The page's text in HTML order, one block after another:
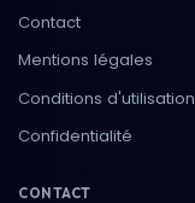
Contact
Mentions légales
Conditions d'utilisation
Confidentialité
CONTACT